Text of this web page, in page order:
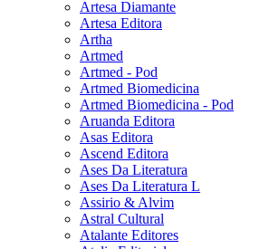
Artesa Diamante
Artesa Editora
Artha
Artmed
Artmed - Pod
Artmed Biomedicina
Artmed Biomedicina - Pod
Aruanda Editora
Asas Editora
Ascend Editora
Ases Da Literatura
Ases Da Literatura L
Assirio & Alvim
Astral Cultural
Atalante Editores